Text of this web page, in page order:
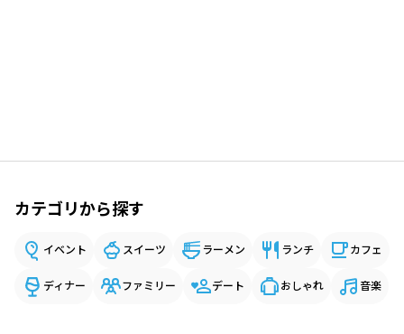
カテゴリから探す
イベント スイーツ ラーメン ランチ カフェ
ディナー ファミリー デート おしゃれ 音楽